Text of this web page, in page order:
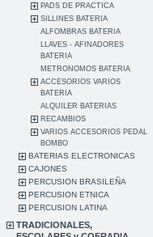
PADS DE PRACTICA
SILLINES BATERIA
ALFOMBRAS BATERIA
LLAVES - AFINADORES
BATERIA
METRONOMOS BATERIA
ACCESORIOS VARIOS
BATERIA
ALQUILER BATERIAS
RECAMBIOS
VARIOS ACCESORIOS PEDAL
BOMBO
BATERIAS ELECTRONICAS
CAJONES
PERCUSION BRASILEÑA
PERCUSION ETNICA
PERCUSION LATINA
TRADICIONALES,